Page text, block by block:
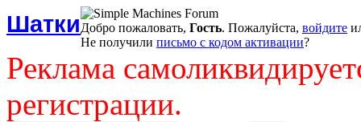
ШаткиДобро пожаловать, Гость. Пожалуйста, войдите
Не получили письмо с кодом активации?
Реклама
регистрации.